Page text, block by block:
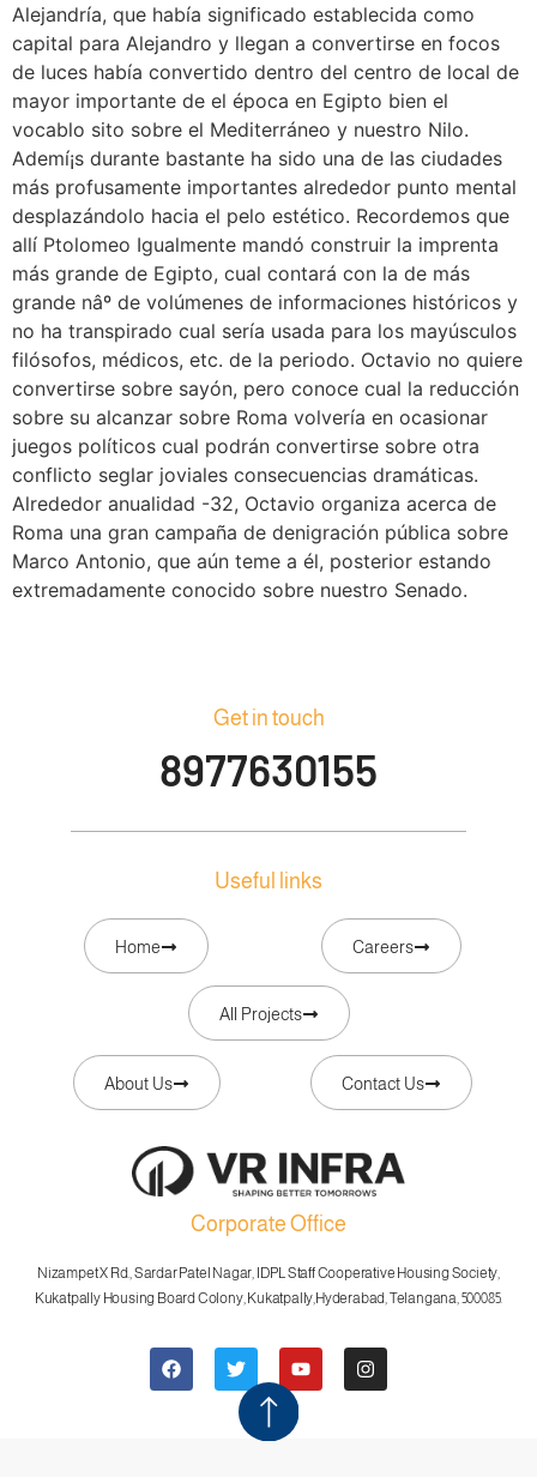
Alejandría, que había significado establecida como
capital para Alejandro y llegan a convertirse en focos
de luces había convertido dentro del centro de local de
mayor importante de el época en Egipto bien el
vocablo sito sobre el Mediterráneo y nuestro Nilo.
Ademí¡s durante bastante ha sido una de las ciudades
más profusamente importantes alrededor punto mental
desplazándolo hacia el pelo estético. Recordemos que
allí Ptolomeo Igualmente mandó construir la imprenta
más grande de Egipto, cual contará con la de más
grande nâº de volúmenes de informaciones históricos y
no ha transpirado cual sería usada para los mayúsculos
filósofos, médicos, etc. de la periodo. Octavio no quiere
convertirse sobre sayón, pero conoce cual la reducción
sobre su alcanzar sobre Roma volvería en ocasionar
juegos políticos cual podrán convertirse sobre otra
conflicto seglar joviales consecuencias dramáticas.
Alrededor anualidad -32, Octavio organiza acerca de
Roma una gran campaña de denigración pública sobre
Marco Antonio, que aún teme a él, posterior estando
extremadamente conocido sobre nuestro Senado.
Get in touch
8977630155
Useful links
Home Careers
All Projects
About Us Contact Us
Corporate Office
Nizampet X Rd., Sardar Patel Nagar, IDPL Staff Cooperative Housing Society,
Kukatpally Housing Board Colony, Kukatpally,Hyderabad, Telangana, 500085.